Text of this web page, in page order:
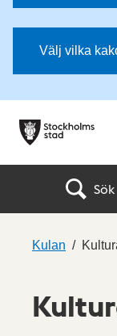
Välj vilka
Sök
Kulan